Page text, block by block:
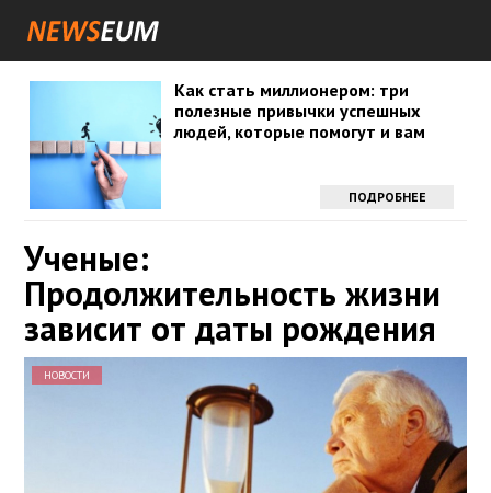
Как стать миллионером: три
полезные привычки успешных
людей, которые помогут и вам
ПОДРОБНЕЕ
Ученые:
Продолжительность жизни
зависит от даты рождения
НОВОСТИ